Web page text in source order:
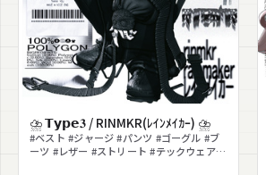
⛈ 𝗧𝘆𝗽𝗲𝟑 / RINMKR(ﾚｲﾝﾒｲｶｰ) ⛈
#ベスト #ジャージ #パンツ #ゴーグル #ブ
ーツ #レザー #ストリート #テックウェア #